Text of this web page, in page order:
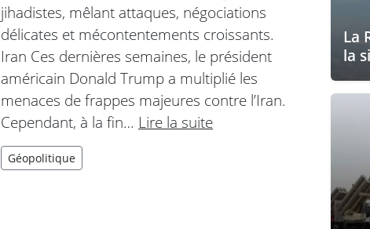
jihadistes, mêlant attaques, négociations
délicates et mécontentements croissants.
Iran Ces dernières semaines, le président
américain Donald Trump a multiplié les
menaces de frappes majeures contre l’Iran.
Cependant, à la fin… Lire la suite
Géopolitique
La
la